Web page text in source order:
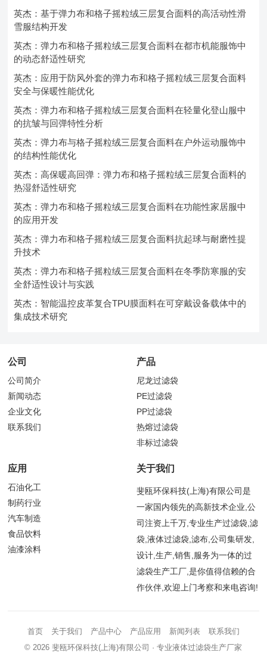
英杰：基于弹力布和格子摇粒绒三层复合面料的高活动性滑
雪服结构开发
英杰：弹力布和格子摇粒绒三层复合面料在都市机能服饰中
的动态舒适性研究
英杰：应用于防风外套的弹力布和格子摇粒绒三层复合面料
安全与保暖性能优化
英杰：弹力布和格子摇粒绒三层复合面料在轻量化登山服中
的抗皱与回弹特性分析
英杰：弹力布与格子摇粒绒三层复合面料在户外运动服饰中
的结构性能优化
英杰：高保暖高回弹：弹力布和格子摇粒绒三层复合面料的
热湿舒适性研究
英杰：弹力布和格子摇粒绒三层复合面料在功能性家居服中
的应用开发
英杰：弹力布和格子摇粒绒三层复合面料抗起球与耐磨性提
升技术
英杰：弹力布和格子摇粒绒三层复合面料在冬季防寒服的安
全舒适性设计与实践
英杰：智能温控皮革复合TPU膜面料在可穿戴设备载体中的
集成技术研究
公司
公司简介
新闻动态
企业文化
联系我们
产品
尼龙过滤袋
PE过滤袋
PP过滤袋
热熔过滤袋
非标过滤袋
应用
石油化工
制药行业
汽车制造
食品饮料
油漆涂料
关于我们
斐瓯环保科技(上海)有限公司是
一家国内领先的高新技术企业,公
司注资上千万,专业生产过滤袋,滤
袋,液体过滤袋,滤布,公司集研发,
设计,生产,销售,服务为一体的过
滤袋生产工厂,是你值得信赖的合
作伙伴,欢迎上门考察和来电咨询!
首页 关于我们 产品中心 产品应用 新闻列表
联系我们
© 2026斐瓯环保科技(上海)有限公司 · 专业液体过滤袋生产厂家